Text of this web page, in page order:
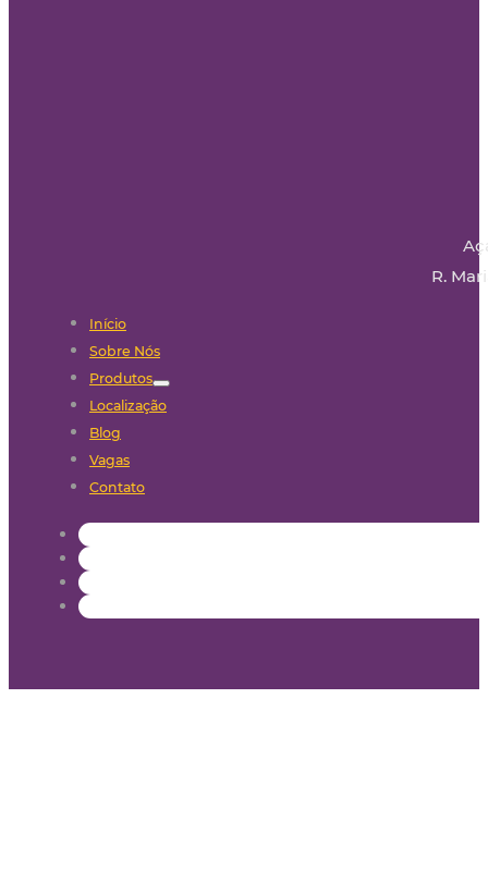
R.
Início
Sobre Nós
Produtos
Localização
Blog
Vagas
Contato